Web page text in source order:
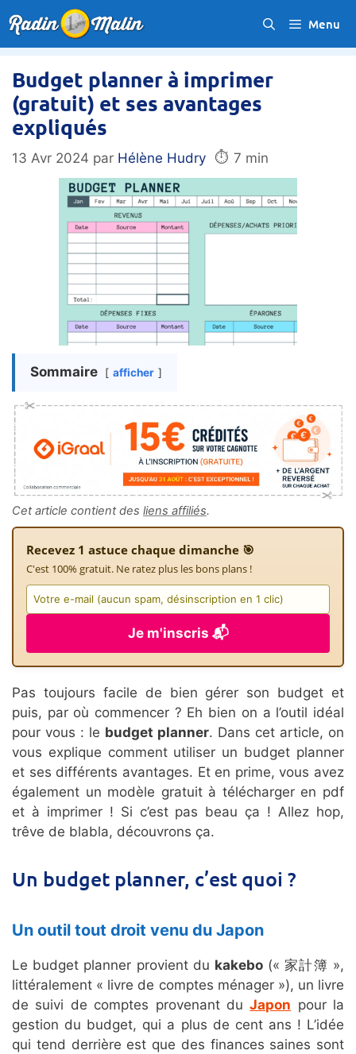
au
contenu
Menu
Budget planner à imprimer
(gratuit) et ses avantages
expliqués
13 Avr 2024 par Hélène Hudry ⏱️ 7 min
Sommaire afficher
Cet article contient des liens affiliés.
Recevez 1 astuce chaque dimanche 🎯
C'est 100% gratuit. Ne ratez plus les bons plans !
Je m'inscris 📬
Pas toujours facile de bien gérer son budget et
puis, par où commencer ? Eh bien on a l’outil idéal
pour vous : le budget planner. Dans cet article, on
vous explique comment utiliser un budget planner
et ses différents avantages. Et en prime, vous avez
également un modèle gratuit à télécharger en pdf
et à imprimer ! Si c’est pas beau ça ! Allez hop,
trêve de blabla, découvrons ça.
Un budget planner, c’est quoi ?
Un outil tout droit venu du Japon
Le budget planner provient du kakebo(« 家計簿 »,
littéralement « livre de comptes ménager »), un livre
de suivi de comptes provenant duJapon pour la
gestion du budget, qui a plus de cent ans ! L’idée
qui tend derrière est que des finances saines sont